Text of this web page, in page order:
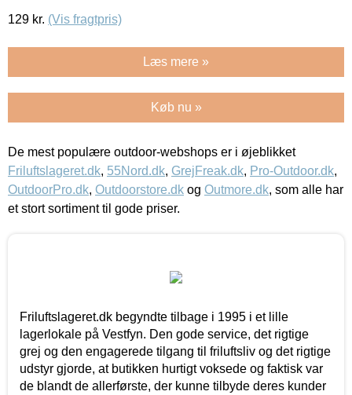
129 kr. (Vis fragtpris)
Læs mere »
Køb nu »
De mest populære outdoor-webshops er i øjeblikket
Friluftslageret.dk, 55Nord.dk, GrejFreak.dk, Pro-Outdoor.dk,
OutdoorPro.dk, Outdoorstore.dk og Outmore.dk, som alle har
et stort sortiment til gode priser.
Friluftslageret.dk begyndte tilbage i 1995 i et lille
lagerlokale på Vestfyn. Den gode service, det rigtige
grej og den engagerede tilgang til friluftsliv og det rigtige
udstyr gjorde, at butikken hurtigt voksede og faktisk var
de blandt de allerførste, der kunne tilbyde deres kunder